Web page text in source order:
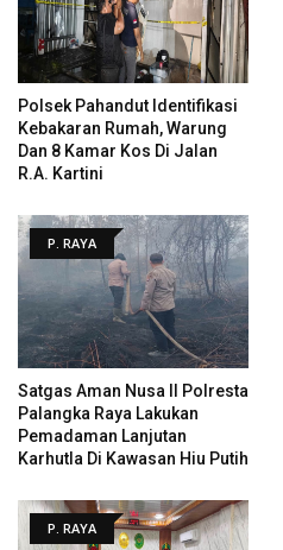
Polsek Pahandut Identifikasi
Kebakaran Rumah, Warung
Dan 8 Kamar Kos Di Jalan
R.A. Kartini
P. RAYA
Satgas Aman Nusa II Polresta
Palangka Raya Lakukan
Pemadaman Lanjutan
Karhutla Di Kawasan Hiu Putih
P. RAYA